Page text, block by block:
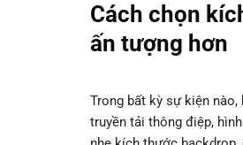
Cách chọn
ấn tượng hơn
Trong bất kỳ sự kiện
truyền tải thông điệp,